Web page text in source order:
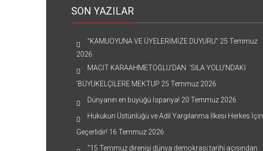
SON YAZILAR
“KAMUOYUNA VE ÜYELERİMİZE DUYURU” 25 Temmuz
2026
MACİT KARAAHMETOĞLU’DAN ‘SILA YOLU’NDAKİ
’BÜYÜKELÇİLERE MEKTUP 25 Temmuz 2026
Dünyanın en büyüğü İspanya! 20 Temmuz 2026
Hukukun Üstünlüğü ve Adil Yargılanma İlkesi Herkes İçin
Geçerlidir! 16 Temmuz 2026
“15 Temmuz direnişi dünya demokrasi tarihi açısından